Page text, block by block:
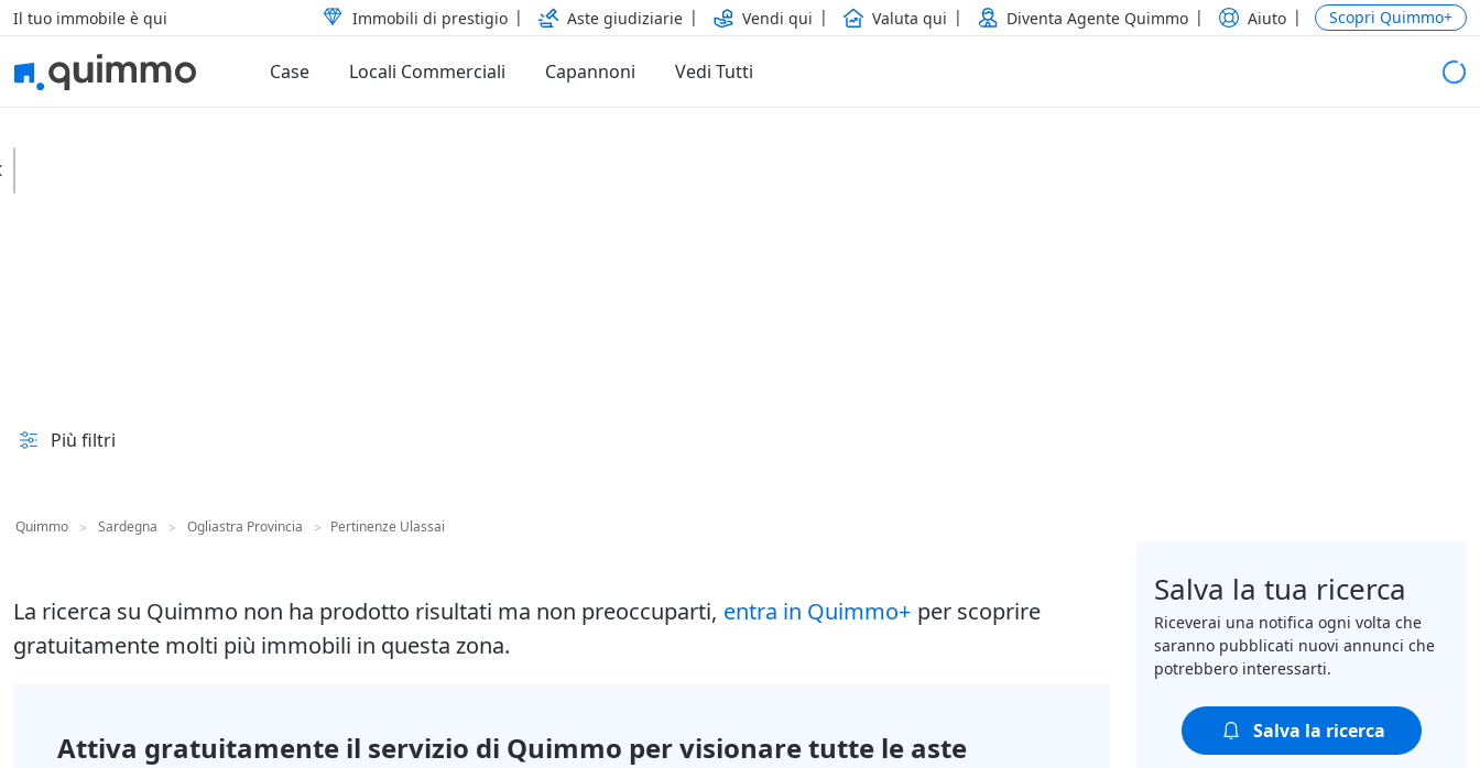
Il tuo immobile è qui Immobili di prestigio Aste giudiziarie Vendi qui Valuta qui Diventa Agente Quimmo Aiuto Scopri Quimmo+
Case Locali Commerciali Capannoni Vedi Tutti
Più filtri
Quimmo > Sardegna > Ogliastra Provincia > Pertinenze Ulassai
La ricerca su Quimmo non ha prodotto risultati ma non preoccuparti, entra in Quimmo+ per scoprire
gratuitamente molti più immobili in questa zona.
Attiva gratuitamente il servizio di Quimmo per visionare tutte le aste
Salva la tua ricerca
Riceverai una notifica ogni volta che
saranno pubblicati nuovi annunci che
potrebbero interessarti.
Salva la ricerca